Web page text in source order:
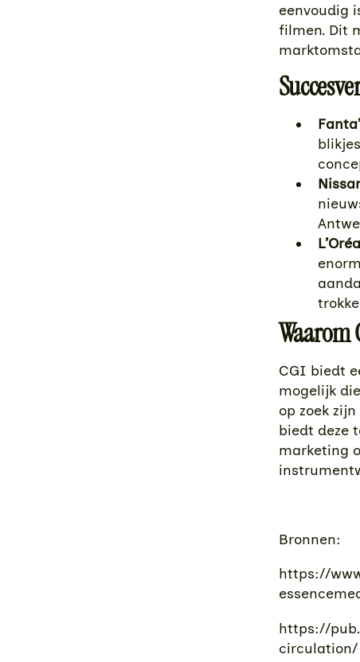
eenvoudig
filmen. Dit
Waarom
CGI biedt
mogelijk
op zoek
biedt deze
marketing
Bronnen:
https://
https://
circulation/